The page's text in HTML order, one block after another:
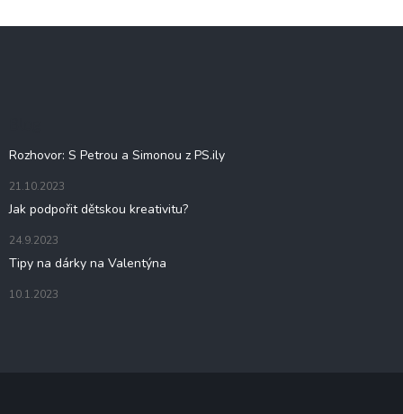
Rozhovor: S Petrou a Simonou z PS.ily
21.10.2023
Jak podpořit dětskou kreativitu?
24.9.2023
Tipy na dárky na Valentýna
10.1.2023